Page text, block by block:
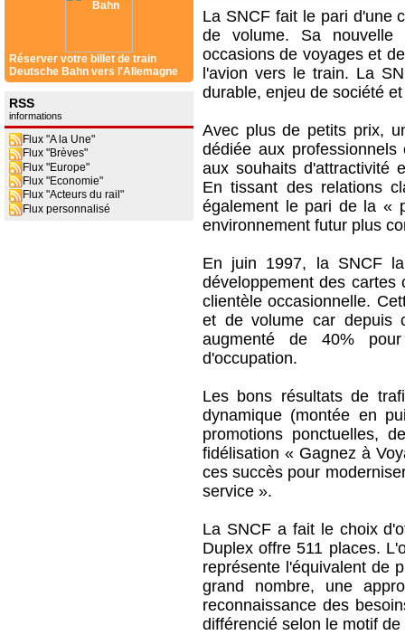
Réserver votre billet de train
Deutsche Bahn vers l'Allemagne
RSS
informations
Flux "A la Une"
Flux "Brèves"
Flux "Europe"
Flux "Economie"
Flux "Acteurs du rail"
Flux personnalisé
La SNCF fait le pari d'une
de volume. Sa nouvelle
occasions de voyages et
l'avion vers le train. La
durable, enjeu de société
Avec plus de petits prix,
dédiée aux
aux souhaits d'attractivité
En tissant des relations
également le pari de la «
environnement futur plus
En juin 1997, la SNCF
développement des
clientèle occasionnelle.
et de volume car depuis
augmenté de 40%
d'occupation.
Les bons résultats de
dynamique (montée en
promotions ponctuelles,
fidélisation « Gagnez à
ces succès pour
service ».
La SNCF a fait le choix
Duplex offre 511 places.
représente l'équivalent de
grand nombre, une
reconnaissance des
différencié selon le motif de